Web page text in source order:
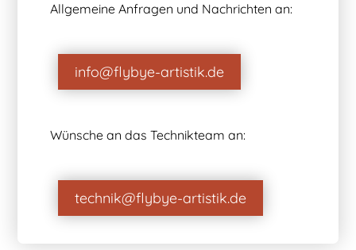
Allgemeine Anfragen und Nachrichten an:
info@flybye-artistik.de
Wünsche an das Technikteam an:
technik@flybye-artistik.de